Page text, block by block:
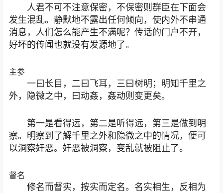
人君不可不注意保密，不保密则群臣在下面会
发生混乱。静默地不露出任何倾向，使内外不串通
消息，人们怎么能产生不满呢？传话的门户不开，
好坏的传闻也就没有发源地了。
主参
一曰长目，二曰飞耳，三曰树明；明知千里之
外，隐微之中，曰动姦，姦动则变更矣。
第一是看得远，第二是听得远，第三是做到明
察。明察到了解千里之外和隐微之中的情况，便可
以洞察奸恶。奸恶被洞察，变乱就被阻止了。
督名
修名而督实，按实而定名。名实相生，反相为